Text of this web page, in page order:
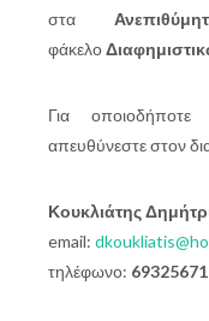
στα
φάκελο
Για
απευθύνεστε στον
Κουκλιάτης
email:
τηλέφωνο: